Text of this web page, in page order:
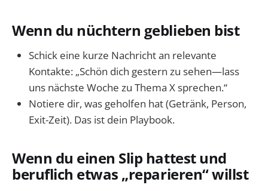
Wenn du nüchtern geblieben bist
Schick eine kurze Nachricht an relevante
Kontakte: „Schön dich gestern zu sehen—lass
uns nächste Woche zu Thema X sprechen.“
Notiere dir, was geholfen hat (Getränk, Person,
Exit-Zeit). Das ist dein Playbook.
Wenn du einen Slip hattest und
beruflich etwas „reparieren“ willst